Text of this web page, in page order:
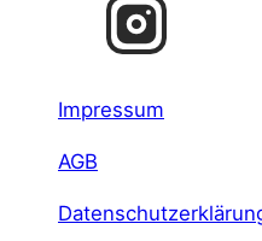
Impressum
AGB